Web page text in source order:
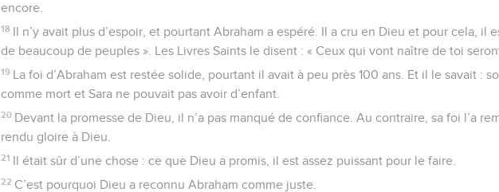
encore.
18 Il n’y avait plus d’espoir, et pourtant Abraham a espéré. Il a cru en Dieu et pour cela, il
de beaucoup de peuples ». Les Livres Saints le disent : « Ceux qui vont naître de toi
19 La foi d’Abraham est restée solide, pourtant il avait à peu près 100 ans. Et il le savait :
comme mort et Sara ne pouvait pas avoir d’enfant.
20 Devant la promesse de Dieu, il n’a pas manqué de confiance. Au contraire, sa foi l’a
rendu gloire à Dieu.
21 Il était sûr d’une chose : ce que Dieu a promis, il est assez puissant pour le faire.
22 C’est pourquoi Dieu a reconnu Abraham comme juste.